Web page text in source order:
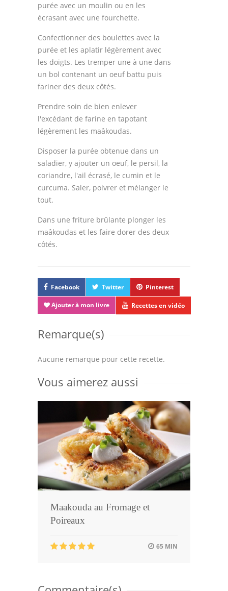
purée avec un moulin ou en les
écrasant avec une fourchette.
Confectionner des boulettes avec la
purée et les aplatir légèrement avec
les doigts. Les tremper une à une dans
un bol contenant un oeuf battu puis
fariner des deux côtés.
Prendre soin de bien enlever
l'excédant de farine en tapotant
légèrement les maâkoudas.
Disposer la purée obtenue dans un
saladier, y ajouter un oeuf, le persil, la
coriandre, l'ail écrasé, le cumin et le
curcuma. Saler, poivrer et mélanger le
tout.
Dans une friture brûlante plonger les
maâkoudas et les faire dorer des deux
côtés.
Facebook Twitter Pinterest
Ajouter à mon livre Recettes en vidéo
Remarque(s)
Aucune remarque pour cette recette.
Vous aimerez aussi
Maakouda au Fromage et
Poireaux
65 MIN